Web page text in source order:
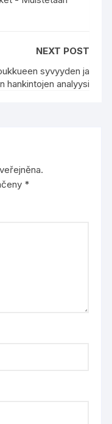
NEXT POST
syvyyden ja
hankintojen analyysi
*